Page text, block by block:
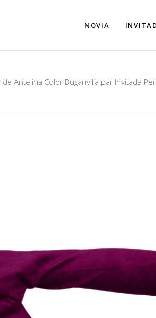
NOVIA
Antelina Color Buganvilla par Invitada